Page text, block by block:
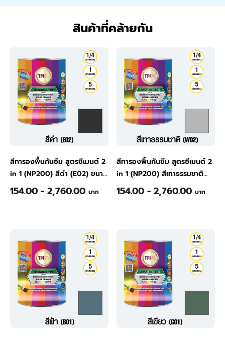
สินค้าที่คล้ายกัน
สีทารองพื้นกันซึม สูตรซีเมนต์ 2
in 1 (NP200) สีดำ (E02) ขนาด
1/4 แกลลอน
154.00 - 2,760.00 บาท
สีทารองพื้นกันซึม สูตรซีเมนต์ 2
in 1 (NP200) สีเทาธรรมชาติ
(W02) ขนาด 1/4 แกลลอน
154.00 - 2,760.00 บาท